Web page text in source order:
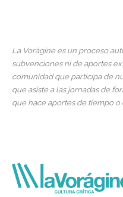
La Vorágine es un proceso
subvenciones ni de aportes
comunidad que participa de
que asiste a las jornadas de
que hace aportes de tiempo o